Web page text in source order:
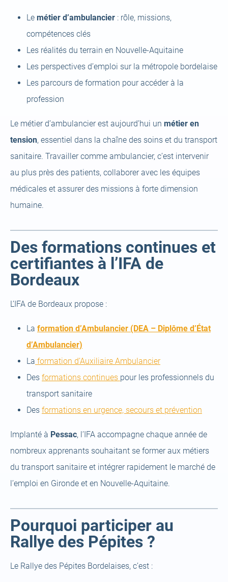
Le métier d’ambulancier : rôle, missions,
compétences clés
Les réalités du terrain en Nouvelle-Aquitaine
Les perspectives d’emploi sur la métropole bordelaise
Les parcours de formation pour accéder à la
profession
Le métier d’ambulancier est aujourd’hui un métier en
tension, essentiel dans la chaîne des soins et du transport
sanitaire. Travailler comme ambulancier, c’est intervenir
au plus près des patients, collaborer avec les équipes
médicales et assurer des missions à forte dimension
humaine.
Des formations continues et
certifiantes à l’IFA de
Bordeaux
L’IFA de Bordeaux propose :
La formation d’Ambulancier (DEA – Diplôme d’État
d’Ambulancier)
a
new
tab)
La formation d’Auxiliaire Ambulancier(open
a
tab)
Des formations continues (open
new
pour les professionnels du
transport sanitaire
Des formations en urgence, secours et prévention
Implanté à Pessac, l’IFA accompagne chaque année de
nombreux apprenants souhaitant se former aux métiers
du transport sanitaire et intégrer rapidement le marché de
l’emploi en Gironde et en Nouvelle-Aquitaine.
Pourquoi participer au
Rallye des Pépites ?
Le Rallye des Pépites Bordelaises, c’est :